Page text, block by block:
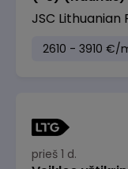
JSC Lithuanian
2610 - 3910 €/
prieš 1 d.